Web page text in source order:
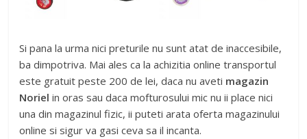
Si pana la urma nici preturile nu sunt atat de inaccesibile,
ba dimpotriva. Mai ales ca la achizitia online transportul
este gratuit peste 200 de lei, daca nu aveti magazin
Noriel in oras sau daca mofturosului mic nu ii place nici
una din magazinul fizic, ii puteti arata oferta magazinului
online si sigur va gasi ceva sa il incanta.